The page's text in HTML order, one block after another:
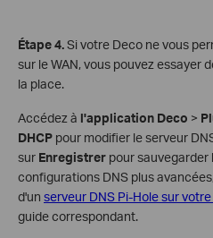
Étape 4.Si votre Deco ne vous
sur le WAN, vous pouvez essayer
la place.
Accédez à l'application Deco >
DHCP pour modifier le serveur
sur Enregistrer pour sauvegarder
configurations DNS plus
d'un serveur DNS Pi-Hole sur
guide correspondant.